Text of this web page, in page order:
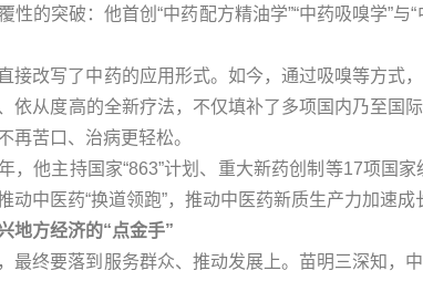
性的突破：他首创“中药配方精油学”“中药吸嗅学”
接改写了中药的应用形式。如今，通过吸嗅等方式
依从度高的全新疗法，不仅填补了多项国内乃至国
再苦口、治病更轻松。
，他主持国家“863”计划、重大新药创制等17项国
动中医药“换道领跑”，推动中医药新质生产力加速成
地方经济的“点金手”
最终要落到服务群众、推动发展上。苗明三深知，